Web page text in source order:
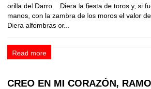
orilla del Darro. Diera la fiesta de toros y, si
manos, con la zambra de los moros el valor
Diera alfombras or...
Read more
CREO EN MI CORAZÓN,